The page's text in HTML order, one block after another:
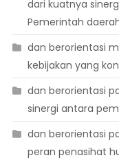
dari kuatnya
Pemerintah
dan berorientasi
kebijakan yang
dan berorientasi
sinergi antara
dan berorientasi
peran penasihat